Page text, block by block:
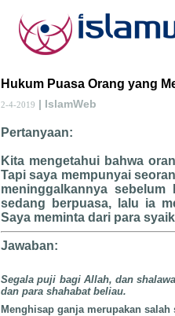
Hukum Puasa Orang yang
2-4-2019 | IslamWeb
Pertanyaan:
Kita mengetahui bahwa
Tapi saya mempunyai
meninggalkannya
sedang berpuasa, lalu ia
Saya meminta dari para
Jawaban:
Segala puji bagi Allah, dan
dan para shahabat beliau.
Menghisap ganja merupakan